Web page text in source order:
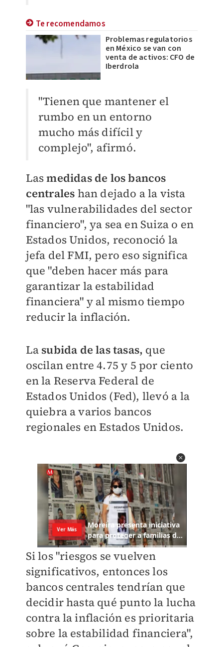
Te recomendamos
Problemas regulatorios
en México se van con
venta de activos: CFO de
Iberdrola
"Tienen que mantener el
rumbo en un entorno
mucho más difícil y
complejo", afirmó.
Lasmedidas de los bancos
centrales han dejado a la vista
"las vulnerabilidades del sector
financiero", ya sea en Suiza o en
Estados Unidos, reconoció la
jefa del FMI, pero eso significa
que "deben hacer más para
garantizar la estabilidad
financiera" y al mismo tiempo
reducir la inflación.
La subida de las tasas, que
oscilan entre 4.75 y 5 por ciento
en la Reserva Federal de
Estados Unidos (Fed), llevó a la
quiebra a varios bancos
regionales en Estados Unidos.
Si los "riesgos se vuelven
significativos, entonces los
bancos centrales tendrían que
decidir hasta qué punto la lucha
contra la inflación es prioritaria
sobre la estabilidad financiera",